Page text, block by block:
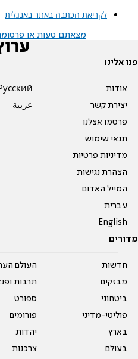
לקריאת הכתבה באתר באנגלית
מצאתם טעות או פרסומת
פנו אלינו
אודות
יצירת קשר
פרסמו אצלנו
תנאי שימוש
מדיניות פרטיות
הצהרת נגישות
המייל האדום
עברית
English
Pусский
عربية
מדורים
חדשות
מבזקים
ביטחוני
פוליטי-מדיני
בארץ
בעולם
העולם
תרבות
ספורט
פורומים
יהדות
צרכנות